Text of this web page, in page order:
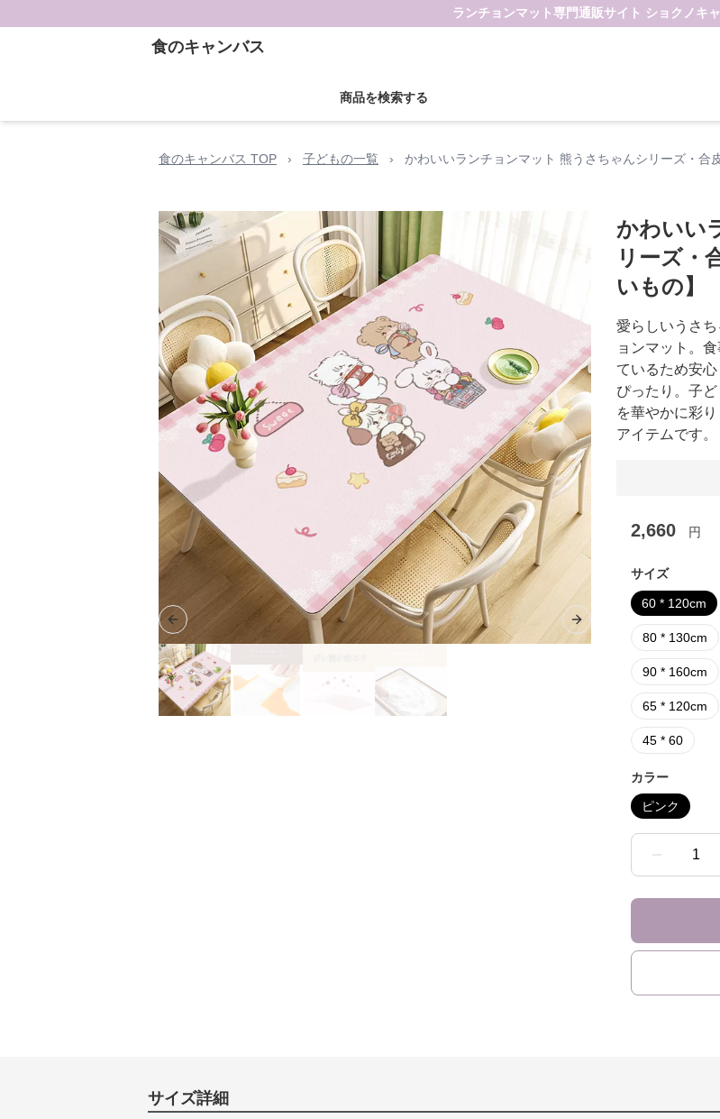
ランチョンマット専門通販サイト ショクノキ
食のキャンバス
商品を検索する
食のキャンバス TOP › 子どもの一覧 › かわいいランチョンマット 熊うさちゃんシリーズ・合
Previous slide Next slide
かわいい
リーズ・
いもの】
愛らしいうさ
ョンマット。
ているため安
ぴったり。子
を華やかに彩
アイテムです。
2,660 円
サイズ
60 * 120cm
80 * 130cm
90 * 160cm
65 * 120cm
45 * 60
カラー
ピンク
1
サイズ詳細